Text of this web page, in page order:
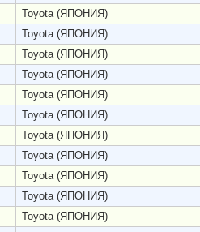
Toyota (ЯПОНИЯ)
Toyota (ЯПОНИЯ)
Toyota (ЯПОНИЯ)
Toyota (ЯПОНИЯ)
Toyota (ЯПОНИЯ)
Toyota (ЯПОНИЯ)
Toyota (ЯПОНИЯ)
Toyota (ЯПОНИЯ)
Toyota (ЯПОНИЯ)
Toyota (ЯПОНИЯ)
Toyota (ЯПОНИЯ)